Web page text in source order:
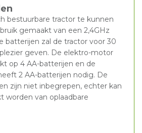
bestuurbare tractor te kunnen
gemaakt van een 2,4GHz
batterijen zal de tractor voor 30
geven. De elektro-motor
op 4 AA-batterijen en de
2 AA-batterijen nodig. De
zijn niet inbegrepen, echter kan
worden van oplaadbare